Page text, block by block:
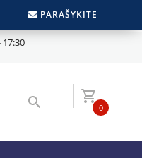
PARAŠYKITE
17:30
0